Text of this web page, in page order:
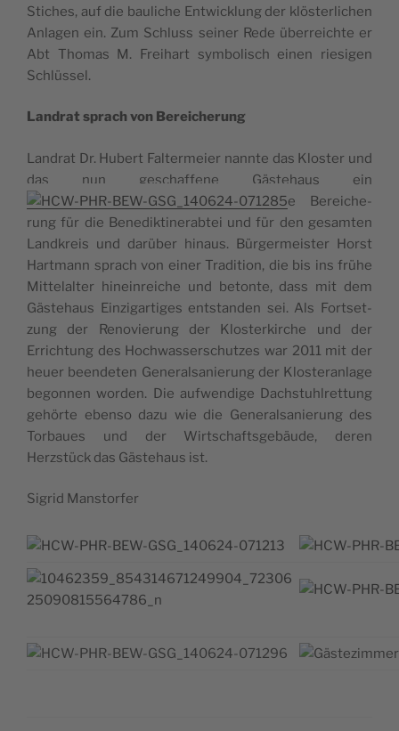
Stiches, auf die bau­liche Ent­wi­ck­lung der klös­ter­li­chen
Anla­gen ein. Zum Schluss sei­ner Rede über­reichte er
Abt Tho­mas M. Frei­hart sym­bo­lisch einen rie­si­gen
Schlüssel.
Lan­drat sprach von Bereicherung
Lan­drat Dr. Hubert Fal­ter­meier nannte das Klos­ter und
das nun ges­chaf­fene Gäs­te­haus ein
e Berei­che­
rung für die Bene­dik­ti­ne­rab­tei und für den gesam­ten
Land­kreis und darü­ber hinaus. Bür­ger­meis­ter Horst
Hart­mann sprach von einer Tra­di­tion, die bis ins frühe
Mit­te­lal­ter hinein­reiche und betonte, dass mit dem
Gäs­te­haus Ein­zi­gar­tiges ents­tan­den sei. Als Fort­set­
zung der Reno­vie­rung der Klos­ter­kirche und der
Errich­tung des Hoch­was­ser­schutzes war 2011 mit der
heuer been­de­ten Gene­ral­sa­nie­rung der Klos­te­ran­lage
begon­nen wor­den. Die auf­wen­dige Dachs­tuhl­ret­tung
gehörte eben­so dazu wie die Gene­ral­sa­nie­rung des
Tor­baues und der Wirt­schafts­gebäude, deren
Herzstück das Gäs­te­haus ist.
Sigrid Mans­tor­fer